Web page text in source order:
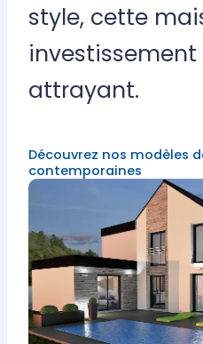
style, cette
attrayant.
Découvrez nos modèles
contemporaines